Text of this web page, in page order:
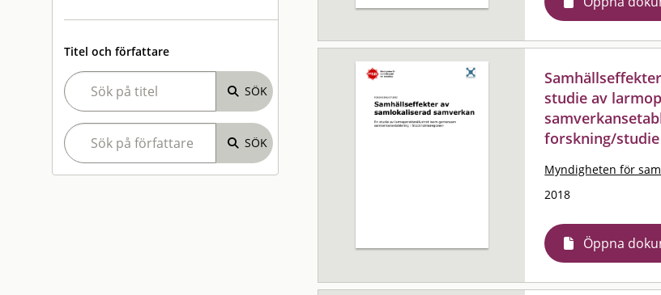
Titel och författare
studie av
forskning/studie
Myndigheten för
2018
Öppna